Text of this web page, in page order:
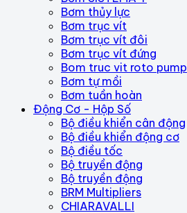
Bơm thủy lực
Bơm trục vít
Bơm trục vít đôi
Bơm trục vít đứng
Bom truc vit roto pump
Bơm tự mồi
Bơm tuần hoàn
Động Cơ - Hộp Số
Bộ điều khiển cân động
Bộ điều khiển động cơ
Bộ điều tốc
Bộ truyền động
Bộ truyền động
BRM Multipliers
CHIARAVALLI